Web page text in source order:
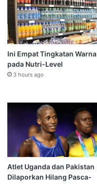
Ini Empat Tingkatan Warna
pada Nutri-Level
3 hours ago
Atlet Uganda dan Pakistan
Dilaporkan Hilang Pasca-